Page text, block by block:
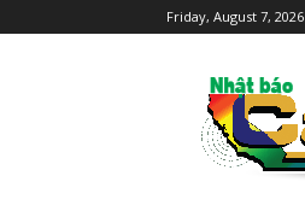
Friday, August 7, 2026